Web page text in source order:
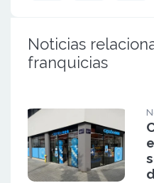
Noticias
franquicias